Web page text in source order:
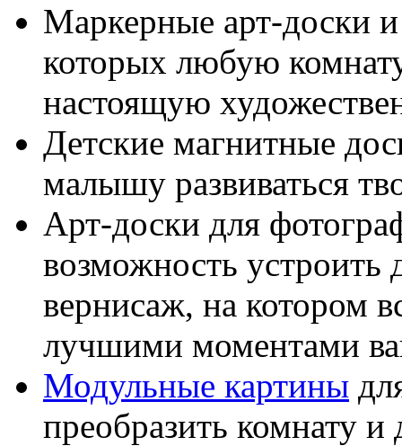
Маркерные арт-доски
которых любую
настоящую
Детские магнитные
малышу развиваться
Арт-доски для
возможность устроить
вернисаж, на котором
лучшими моментами
Модульные картины
преобразить комнату и